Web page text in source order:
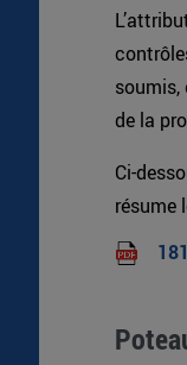
de la
Ci-
résume